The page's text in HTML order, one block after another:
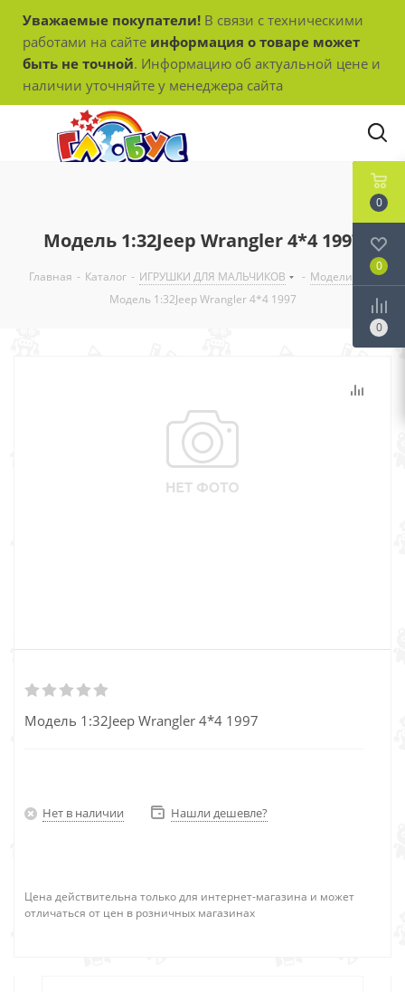
Уважаемые покупатели! В связи с техническими
работами на сайте информация о товаре может
быть не точной. Информацию об актуальной цене и
наличии уточняйте у менеджера сайта
Модель 1:32Jeep Wrangler 4*4 1997
Главная - Каталог - ИГРУШКИ ДЛЯ МАЛЬЧИКОВ - Модели
-
Модель 1:32Jeep Wrangler 4*4 1997
Модель 1:32Jeep Wrangler 4*4 1997
Нет в наличии Нашли дешевле?
Цена действительна только для интернет-магазина и может
отличаться от цен в розничных магазинах
0
0
0